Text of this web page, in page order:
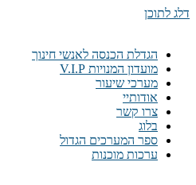
דלג לתוכן
הגדלת הכנסה לאנשי חינוך
מועדון המנויות V.I.P
מערכי שיעור
אודותיי
צרו קשר
בלוג
ספר המערכים הגדול
ערכות מוכנות